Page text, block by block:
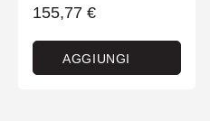
155,77 €
AGGIUNGI